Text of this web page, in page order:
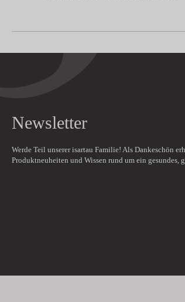
Newsletter
Werde Teil unserer isartau Familie! Als Dankeschön
Produktneuheiten und Wissen rund um ein gesundes,